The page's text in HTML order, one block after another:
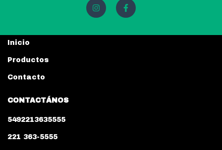
Inicio
Productos
Contacto
CONTACTÁNOS
5492213635555
221 363-5555